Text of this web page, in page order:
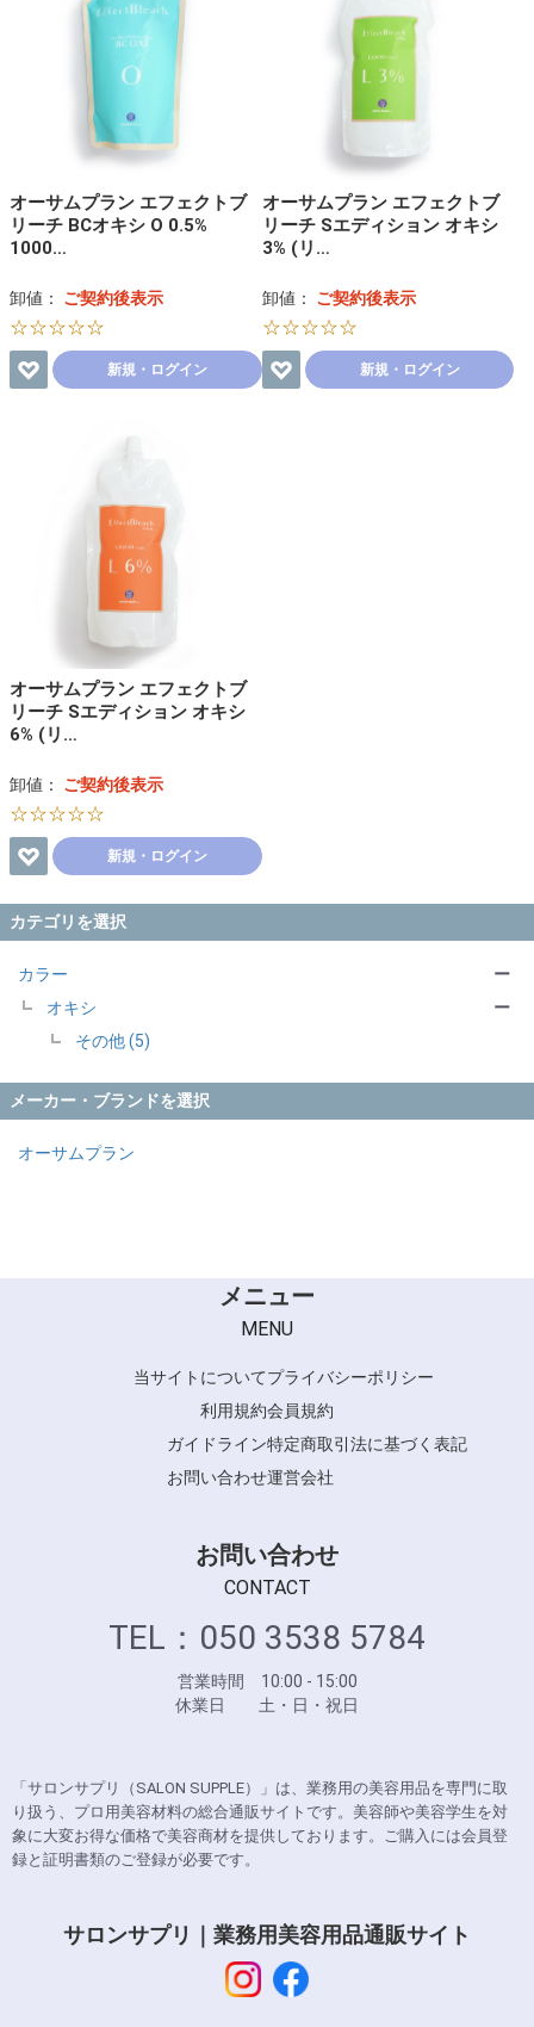
カテゴリを選択
カラー
オキシ
その他 (5)
ー
ー
メーカー・ブランドを選択
オーサムプラン
オーサムプラン エフェクトブ
リーチ BCオキシ O 0.5%
1000…
卸値： ご契約後表示
☆☆☆☆☆
新規・ログイン
オーサムプラン エフェクトブ
リーチ Sエディション オキシ
3% (リ…
卸値： ご契約後表示
☆☆☆☆☆
新規・ログイン
オーサムプラン エフェクトブ
リーチ Sエディション オキシ
6% (リ…
卸値： ご契約後表示
☆☆☆☆☆
新規・ログイン
メニュー
MENU
当サイトについてプライバシーポリシー
利用規約会員規約
ガイドライン特定商取引法に基づく表記
お問い合わせ運営会社
お問い合わせ
CONTACT
TEL：050 3538 5784
営業時間 10:00 - 15:00
休業日 土・日・祝日
「サロンサプリ（SALON SUPPLE）」は、業務用の美容用品を専門に取
り扱う、プロ用美容材料の総合通販サイトです。美容師や美容学生を対
象に大変お得な価格で美容商材を提供しております。ご購入には会員登
録と証明書類のご登録が必要です。
サロンサプリ｜業務用美容用品通販サイト